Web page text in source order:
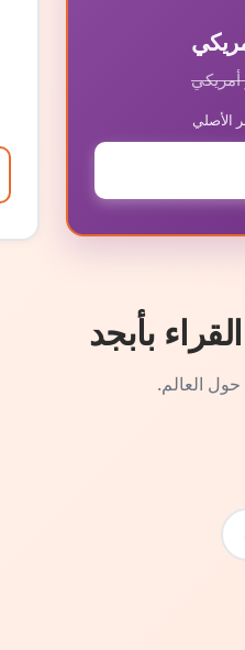
أمريكي
الأصلي
بأبجد
حول العالم.